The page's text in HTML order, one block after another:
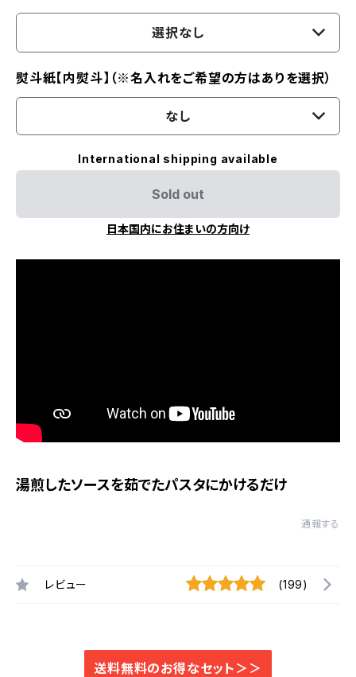
選択なし
熨斗紙【内熨斗】（※名入れをご希望の方はありを選択）
なし
International shipping available
Sold out
日本国内にお住まいの方向け
湯煎したソースを茹でたパスタにかけるだけ
通報する
レビュー (199)
送料無料のお得なセット＞＞